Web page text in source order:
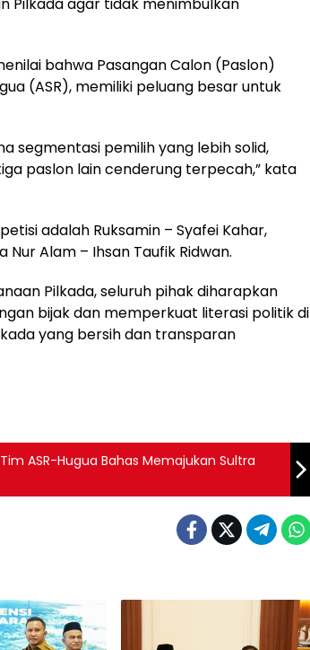
bahwa Pasangan Calon (Paslon)
(ASR), memiliki peluang besar untuk
segmentasi pemilih yang lebih solid,
paslon lain cenderung terpecah,” kata
adalah Ruksamin – Syafei Kahar,
Nur Alam – Ihsan Taufik Ridwan.
Pilkada, seluruh pihak diharapkan
bijak dan memperkuat literasi politik di
yang bersih dan transparan
ASR-Hugua Bahas Memajukan Sultra